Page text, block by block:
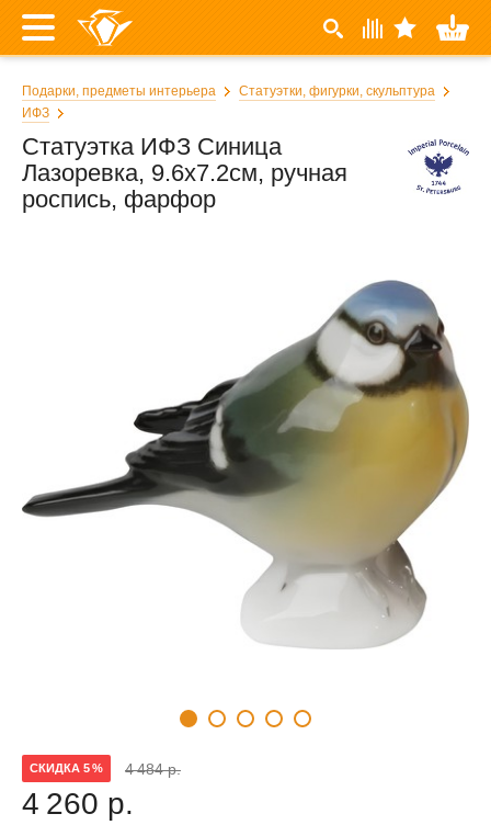
Подарки, предметы интерьера
Статуэтки, фигурки, скульптура
ИФЗ
Статуэтка ИФЗ Синица
Лазоревка, 9.6x7.2см, ручная
роспись, фарфор
СКИДКА 5 % 4 484 р.
4 260 р.